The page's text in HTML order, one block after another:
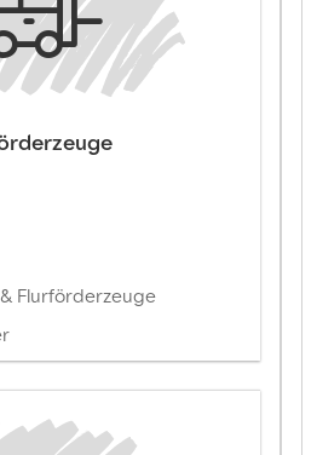
Flurförderzeuge